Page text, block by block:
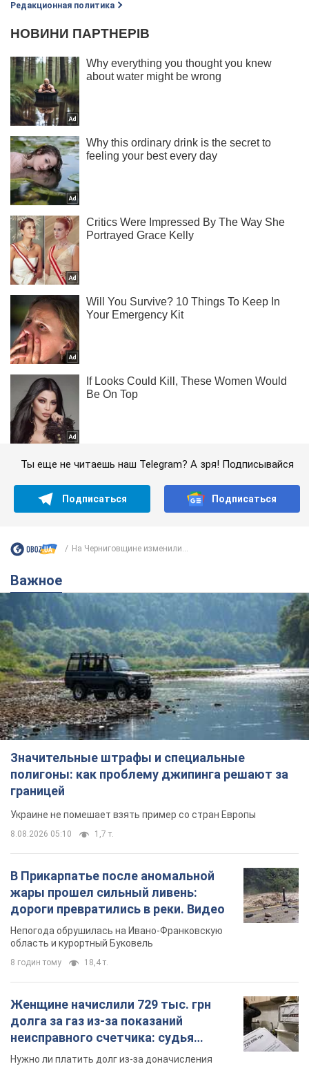
Редакционная политика
Ты еще не читаешь наш Telegram? А зря! Подписывайся
Подписаться Подписаться
На Черниговщине изменили...
Важное
Значительные штрафы и специальные
полигоны: как проблему джипинга решают за
границей
Украине не помешает взять пример со стран Европы
8.08.2026 05:10 1,7 т.
В Прикарпатье после аномальной
жары прошел сильный ливень:
дороги превратились в реки. Видео
Непогода обрушилась на Ивано-Франковскую
область и курортный Буковель
8 годин тому 18,4 т.
Женщине начислили 729 тыс. грн
долга за газ из-за показаний
неисправного счетчика: судья
вынес неожиданное решение
Нужно ли платить долг из-за доначисления